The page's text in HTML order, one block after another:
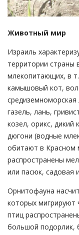
Животный мир
Израиль
территории страны
млекопитающих, в
камышовый кот,
газель, лань,
козел, орикс,
дюгони (водные
обитают в Красном
распространены
или пасюк, садовая
Орнитофауна
которых мигрируют
птиц
большой подорлик,